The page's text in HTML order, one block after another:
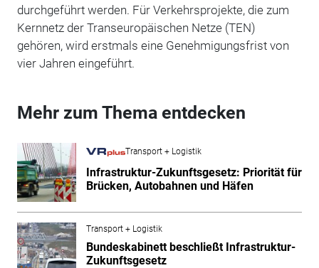
durchgeführt werden. Für Verkehrsprojekte, die zum
Kernnetz der Transeuropäischen Netze (TEN)
gehören, wird erstmals eine Genehmigungsfrist von
vier Jahren eingeführt.
Mehr zum Thema entdecken
Transport + Logistik
Infrastruktur-Zukunftsgesetz: Priorität für
Brücken, Autobahnen und Häfen
Transport + Logistik
Bundeskabinett beschließt Infrastruktur-
Zukunftsgesetz